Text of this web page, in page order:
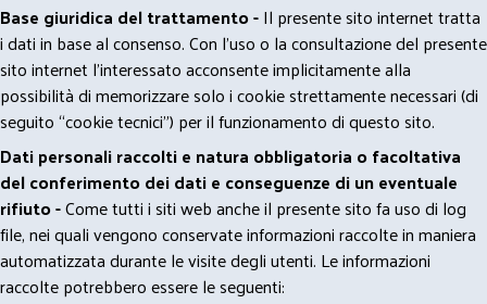
Base giuridica del trattamento -Il presente sito internet tratta
i dati in base al consenso. Con l'uso o la consultazione del presente
sito internet l’interessato acconsente implicitamente alla
possibilità di memorizzare solo i cookie strettamente necessari (di
seguito “cookie tecnici”) per il funzionamento di questo sito.
Dati personali raccolti e natura obbligatoria o facoltativa
del conferimento dei dati e conseguenze di un eventuale
rifiuto -Come tutti i siti web anche il presente sito fa uso di log
file, nei quali vengono conservate informazioni raccolte in maniera
automatizzata durante le visite degli utenti. Le informazioni
raccolte potrebbero essere le seguenti: